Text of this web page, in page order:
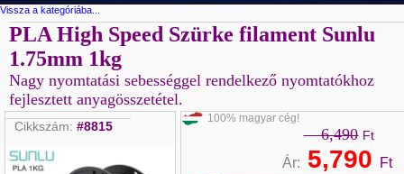
Vissza a kategóriába...
PLA High Speed Szürke filament Sunlu
1.75mm 1kg
Nagy nyomtatási sebességgel rendelkező nyomtatókhoz
fejlesztett anyagösszetétel.
Cikkszám: #8815
100% magyar cég!
6,490 Ft
Ár: 5,790 Ft